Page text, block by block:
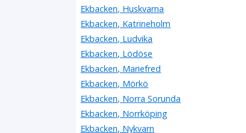
Ekbacken, Huskvarna
Ekbacken, Katrineholm
Ekbacken, Ludvika
Ekbacken, Lödöse
Ekbacken, Mariefred
Ekbacken, Mörkö
Ekbacken, Norra Sorunda
Ekbacken, Norrköping
Ekbacken, Nykvarn